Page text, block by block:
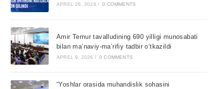
APREL 28, 2026 / 0 COMMENTS
Amir Temur tavalludining 690 yilligi munosabati
bilan ma’naviy-ma’rifiy tadbir o‘tkazildi
APREL 9, 2026 / 0 COMMENTS
“Yoshlar orasida muhandislik sohasini